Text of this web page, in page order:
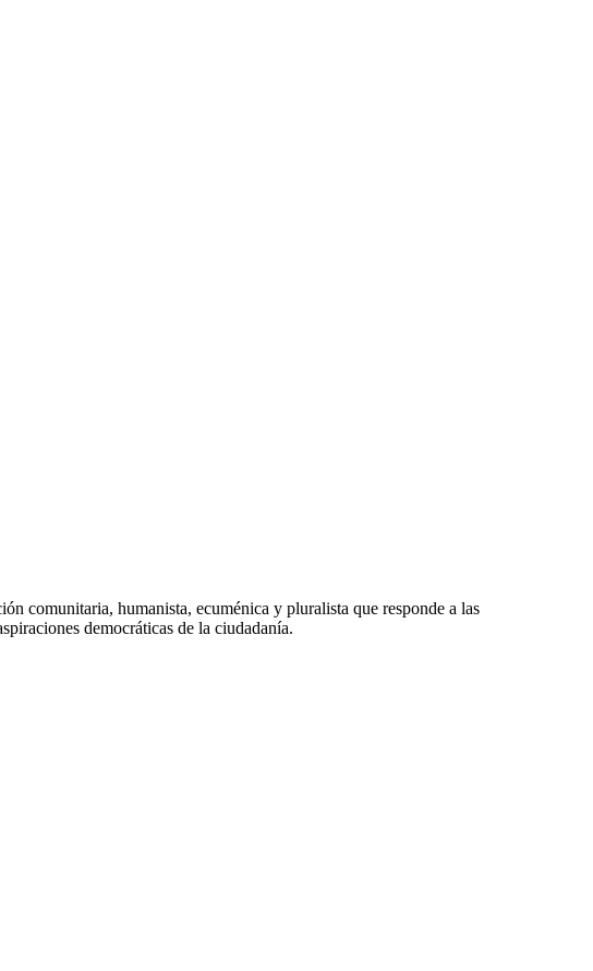
comunitaria, humanista, ecuménica y pluralista que responde a las
democráticas de la ciudadanía.